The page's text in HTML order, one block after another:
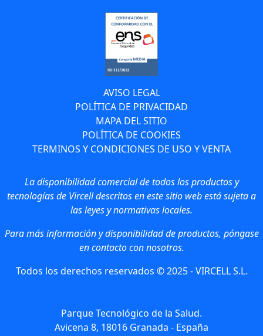
AVISO LEGAL
POLÍTICA DE PRIVACIDAD
MAPA DEL SITIO
POLÍTICA DE COOKIES
TERMINOS Y CONDICIONES DE USO Y VENTA
La disponibilidad comercial de todos los productos y
tecnologías de Vircell descritos en este sitio web está sujeta a
las leyes y normativas locales.
Para más información y disponibilidad de productos, póngase
en contacto con nosotros.
Todos los derechos reservados © 2025 - VIRCELL S.L.
Parque Tecnológico de la Salud.
Avicena 8, 18016 Granada - España